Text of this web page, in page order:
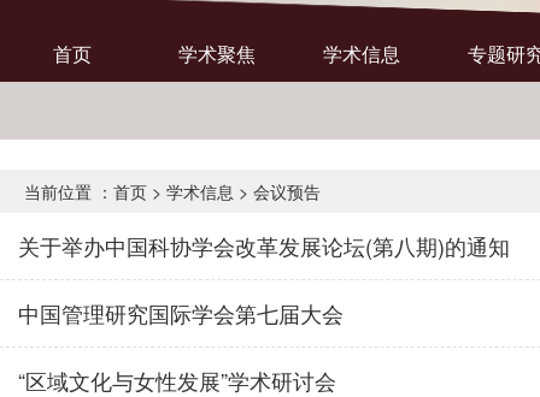
首页 学术聚焦 学术信息 专题研
当前位置 ： 首页 > 学术信息 > 会议预告
关于举办中国科协学会改革发展论坛(第八期)的通知
中国管理研究国际学会第七届大会
“区域文化与女性发展”学术研讨会